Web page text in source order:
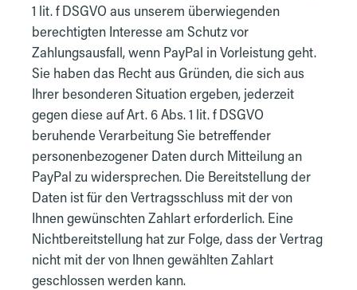
1 lit. f DSGVO aus unserem überwiegenden
berechtigten Interesse am Schutz vor
Zahlungsausfall, wenn PayPal in Vorleistung geht.
Sie haben das Recht aus Gründen, die sich aus
Ihrer besonderen Situation ergeben, jederzeit
gegen diese auf Art. 6 Abs. 1 lit. f DSGVO
beruhende Verarbeitung Sie betreffender
personenbezogener Daten durch Mitteilung an
PayPal zu widersprechen. Die Bereitstellung der
Daten ist für den Vertragsschluss mit der von
Ihnen gewünschten Zahlart erforderlich. Eine
Nichtbereitstellung hat zur Folge, dass der Vertrag
nicht mit der von Ihnen gewählten Zahlart
geschlossen werden kann.